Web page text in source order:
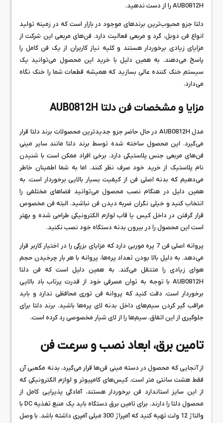
AUB0812H را از دست ندهید.
دلتا جزو محبوب‌ترین برندهای موجود در بازار است که در زمینه تولید
انواع فن دوبل، گرد و مربعی فعالیت دارد. فن‌های مربعی این شرکت از
مزایای زیادی برخوردار هستند و کلیه نیاز کاربران از یک فن کامل را
پاسخ می‌دهند. به همین دلیل با خرید این محصول می‌توانید یک
سیستم خنک کننده عالی بسازید که همیشه قطعات شما را خنک نگاه
می‌دارد.
مزایا و مشخصات فن دلتا AUB0812H
مدل AUB0812H در حال حاضر جزو جدیدترین محصولات برند دلتا قرار
می‌گیرد. این محصول ساخته شده توسط برند دلتا مانند سایر مینی
فن‌های مربعی جنس پلاستیکی دارد. برخی افراد ممکن است با شنیدن
نام پلاستیک از خرید خود صرف نظر کنند. اما به شما اطمینان خاطر
می‌دهیم که بدنه اصلی فن از کیفیت بسیار بالایی برخوردار است. به
همین دلیل در هنگام نصب محصول می‌توانید فضاهای مختلفی را
انتخاب کنید و خیلی نگران ضربه دیدن فن نباشید. البته فن مخصوص
قرار گرفتن در داخل کیس یا قاب لوازم الکترونیکی طراحی شده و بهتر
است این محصول را در بیرون بدنه دستگاه خود نصب نکنید.
پروانه اصلی فن 7 پره موربی دارد که مزایای بزرگی را در اختیار کاربر قرار
می‌دهد. به دلیل بالا بودن تعداد پره‌ها، پروانه با هر بار چرخیدن حجم
هوای زیادی را متتقل می‌کند. به همین دلیل است که فن دلتا
AUB0812H با توجه به توان مصرفی خود از قدرت پرتاب باد بالایی
برخوردار است. دقت کنید که پروانه فن توری محافظی ندارد و باید
مراقب گیر کردن سیم‌های داخل بدنه لای پره‌ها باشید. برند دلتا برای
جلوگیری از این اتفاق، سیم‌ها را از لای شیار مخصوصی رد کرده است.
تامین برق، ابعاد نصب و سرعت فن
از آنجایی که محصول در دسته مینی فن‌ها قرار می‌گیرد، بدنه مکعبی آن
فقط هشت سانتی متر است. کیس‌های کامپیوتر و لوازم الکترونیکی که
از این سایز استاندارد فن برخوردار هستند، آمادگی پذیرایی کامل از
محصول دلتا را دارند. برای تامین برق دستگاه باید یک منبع تغذیه DC با
والتاژ 12 ولت تهیه کنید که آمپراژ 300 میلی آمپری داشته باشد. با وصل